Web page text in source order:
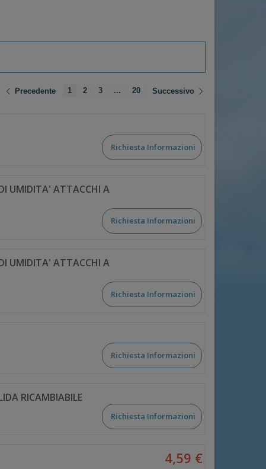
Precedente 1 2 3 ... 20 Successivo
Richiesta Informazioni
UMIDITA' ATTACCHI A
Richiesta Informazioni
UMIDITA' ATTACCHI A
Richiesta Informazioni
Richiesta Informazioni
RICAMBIABILE
Richiesta Informazioni
4,59 €